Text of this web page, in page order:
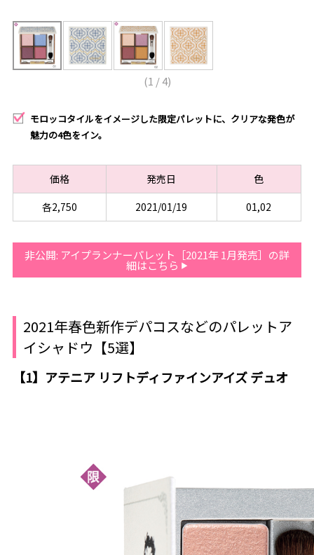
(1 /4)
モロッコタイルをイメージした限定パレットに、クリアな発色が
魅力の4色をイン。
価格 発売日
色
各2,750
2021/01/19 01,02
非公開: アイプランナーパレット［2021年 1月発売］の詳
細はこちら
2021年春色新作デパコスなどのパレットア
イシャドウ【5選】
【1】アテニア リフトディファインアイズ デュオ